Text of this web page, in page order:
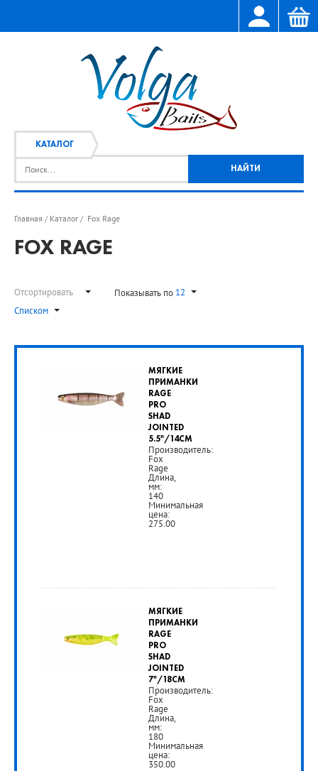
КАТАЛОГ
Главная / Каталог / Fox Rage
FOX RAGE
Отсортировать Показывать по 12
Списком
МЯГКИЕ
ПРИМАНКИ
RAGE
PRO
SHAD
JOINTED
5.5"/14CM
Производитель:
Fox
Rage
Длина,
мм:
140
Минимальная
цена:
275.00
275
руб.
РУБ
МЯГКИЕ
ПРИМАНКИ
RAGE
PRO
SHAD
JOINTED
7"/18CM
Производитель:
Fox
Rage
Длина,
мм:
180
Минимальная
цена:
350.00